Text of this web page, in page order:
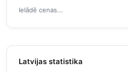
Ielādē cenas...
Latvijas statistika